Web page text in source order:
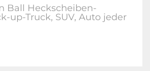
Ball Heckscheiben-
up-Truck, SUV, Auto jeder